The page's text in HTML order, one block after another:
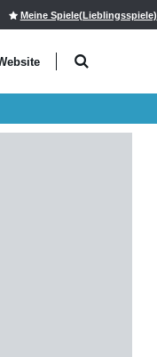
Meine Spiele(Lieblingsspiele)